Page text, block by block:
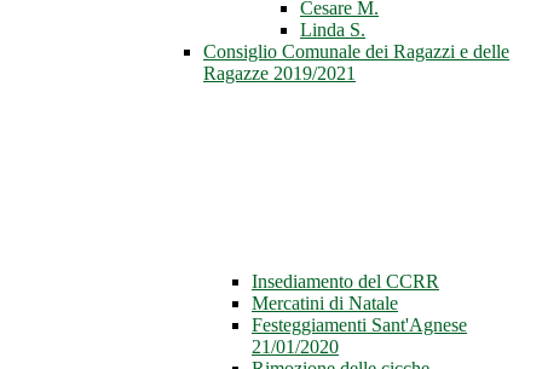
Cesare M.
Linda S.
Consiglio Comunale dei Ragazzi e delle
Ragazze 2019/2021
Insediamento del CCRR
Mercatini di Natale
Festeggiamenti Sant'Agnese
21/01/2020